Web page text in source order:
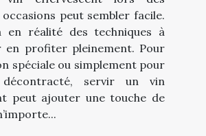
peut sembler facile.
réalité des techniques à
en profiter pleinement. Pour
spéciale ou simplement pour
servir un vin
peut ajouter une touche de